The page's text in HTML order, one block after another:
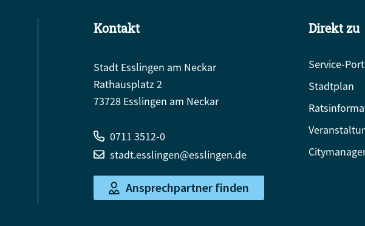
Kontakt
Stadt Esslingen am Neckar
Rathausplatz 2
73728 Esslingen am Neckar
0711 3512-0
stadt.esslingen@esslingen.de
Ansprechpartner finden
Direkt zu
Service-
Stadtplan